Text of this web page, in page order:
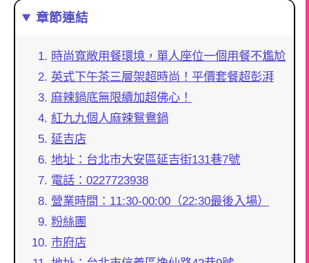
章節連結
時尚寬敞用餐環境，單人座位一個用餐不尷尬
英式下午茶三層架超時尚！平價套餐超彭湃
麻辣鍋底無限續加超佛心！
紅九九個人麻辣鴛鴦鍋
延吉店
地址：台北市大安區延吉街131巷7號
電話：0227723938
營業時間：11:30-00:00（22:30最後入場）
粉絲團
市府店